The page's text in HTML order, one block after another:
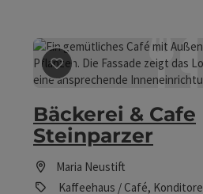
Beitrag merken:
Bäckerei & Cafe
Steinparzer
Maria Neustift
Kaffeehaus / Café,